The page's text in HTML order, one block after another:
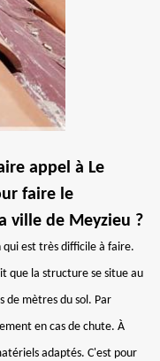
appel à Le
faire le
ville de Meyzieu ?
est très difficile à faire.
que la structure se situe au
de mètres du sol. Par
en cas de chute. À
adaptés. C'est pour